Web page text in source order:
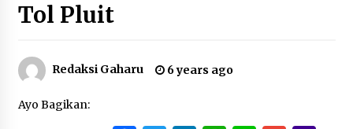
Tol Pluit
Redaksi Gaharu 6 years ago
Ayo Bagikan: